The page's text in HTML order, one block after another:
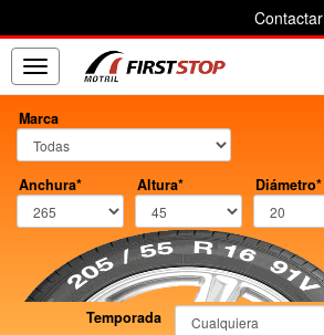
Contactar
Toggle
navigation
Marca
Anchura* Altura* Diámetro*
Temporada